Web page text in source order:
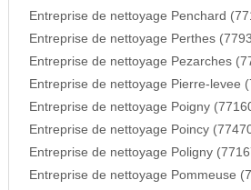
Entreprise de nettoyage Penchard
Entreprise de nettoyage Perthes
Entreprise de nettoyage Pezarches
Entreprise de nettoyage Pierre-levee
Entreprise de nettoyage Poigny
Entreprise de nettoyage Poincy
Entreprise de nettoyage Poligny
Entreprise de nettoyage Pommeuse